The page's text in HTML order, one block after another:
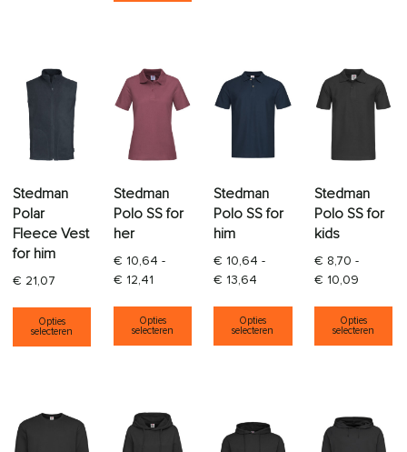
Stedman
Polar
Fleece Vest
for him
€ 21,07
Opties
selecteren
Dit product heeft meerdere variaties. Deze optie
Stedman
Polo SS for
her
€ 10,64 -
€ 12,41Prijsklasse: € 10,64 tot € 12,41
Opties
selecteren
Dit product heeft meerdere
Stedman
Polo SS for
him
€ 10,64 -
€ 13,64 Prijsklasse: € 10,64 tot €
Opties
selecteren
Dit product heeft
Stedman
Polo SS for
kids
€ 8,70 -
€ 10,09
Opties
selecteren